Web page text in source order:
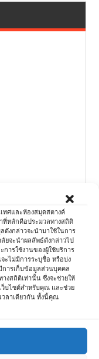
ทศและห้องสมุดสตางค์
ที่หลักคือประมวลทางสถิติ
งกล่าวจะนำมาใช้ในการ
ยจะนำผลลัพธ์ดังกล่าวไป
การใช้งานของผู้ใช้บริการ
ะไม่มีการระบุชื่อ หรือบ่ง
การเก็บข้อมูลส่วนบุคคล
งสถิติเท่านั้น ซึ่งจะช่วยให้
บไซต์สำหรับคุณ และช่วย
วลาเดียวกัน ทั้งนี้คุณ